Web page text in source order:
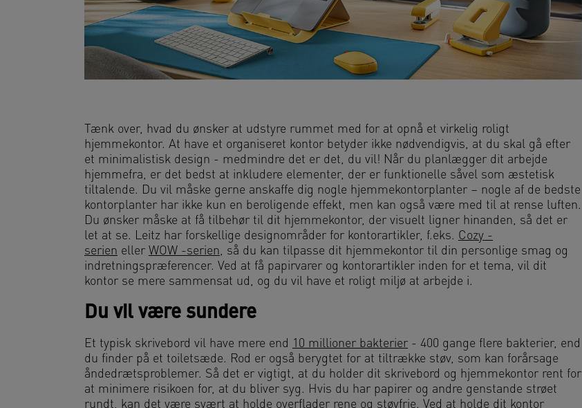
Tænk over, hvad du ønsker at udstyre rummet med for at opnå et virkelig roligt
hjemmekontor. At have et organiseret kontor betyder ikke nødvendigvis, at du skal gå efter
et minimalistisk design - medmindre det er det, du vil! Når du planlægger dit arbejde
hjemmefra, er det bedst at inkludere elementer, der er funktionelle såvel som æstetisk
tiltalende. Du vil måske gerne anskaffe dig nogle hjemmekontorplanter – nogle af de bedste
kontorplanter har ikke kun en beroligende effekt, men kan også være med til at rense luften.
Du ønsker måske at få tilbehør til dit hjemmekontor, der visuelt ligner hinanden, så det er
let at se. Leitz har forskellige designområder for kontorartikler, f.eks. Cozy -
serien eller WOW -serien, så du kan tilpasse dit hjemmekontor til din personlige smag og
indretningspræferencer. Ved at få papirvarer og kontorartikler inden for et tema, vil dit
kontor se mere sammensat ud, og du vil have et roligt miljø at arbejde i.
Du vil være sundere
Et typisk skrivebord vil have mere end 10 millioner bakterier - 400 gange flere bakterier, end
du finder på et toiletsæde. Rod er også berygtet for at tiltrække støv, som kan forårsage
åndedrætsproblemer. Så det er vigtigt, at du holder dit skrivebord og hjemmekontor rent for
at minimere risikoen for, at du bliver syg. Hvis du har papirer og andre genstande strøet
rundt, kan det være svært at holde overflader rene og støvfrie. Ved at holde dit kontor